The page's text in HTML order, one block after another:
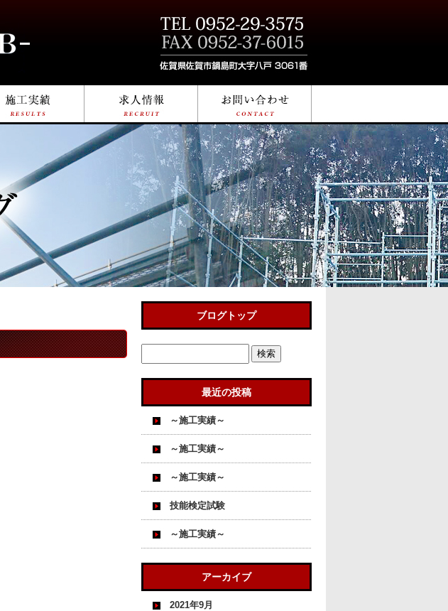
ブログトップ
最近の投稿
～施工実績～
～施工実績～
～施工実績～
技能検定試験
～施工実績～
アーカイブ
2021年9月